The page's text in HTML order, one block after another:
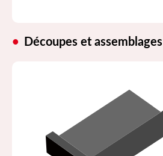
Découpes et assemblages